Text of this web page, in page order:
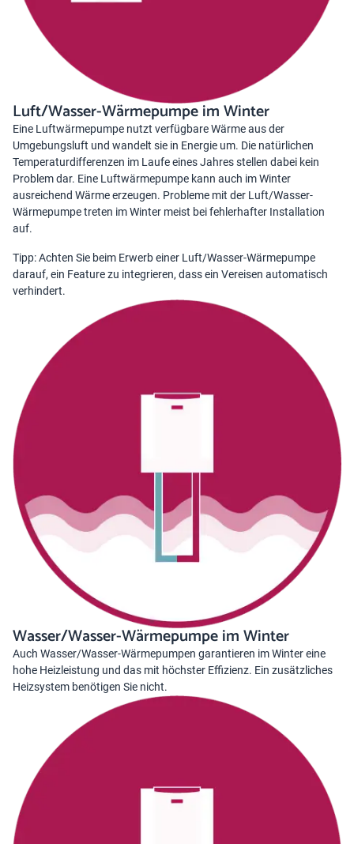
Luft/Wasser-Wärmepumpe im Winter
Eine Luftwärmepumpe nutzt verfügbare Wärme aus der
Umgebungsluft und wandelt sie in Energie um. Die natürlichen
Temperaturdifferenzen im Laufe eines Jahres stellen dabei kein
Problem dar. Eine Luftwärmepumpe kann auch im Winter
ausreichend Wärme erzeugen. Probleme mit der Luft/Wasser-
Wärmepumpe treten im Winter meist bei fehlerhafter Installation
auf.
Tipp: Achten Sie beim Erwerb einer Luft/Wasser-Wärmepumpe
darauf, ein Feature zu integrieren, dass ein Vereisen automatisch
verhindert.
Wasser/Wasser-Wärmepumpe im Winter
Auch Wasser/Wasser-Wärmepumpen garantieren im Winter eine
hohe Heizleistung und das mit höchster Effizienz. Ein zusätzliches
Heizsystem benötigen Sie nicht.